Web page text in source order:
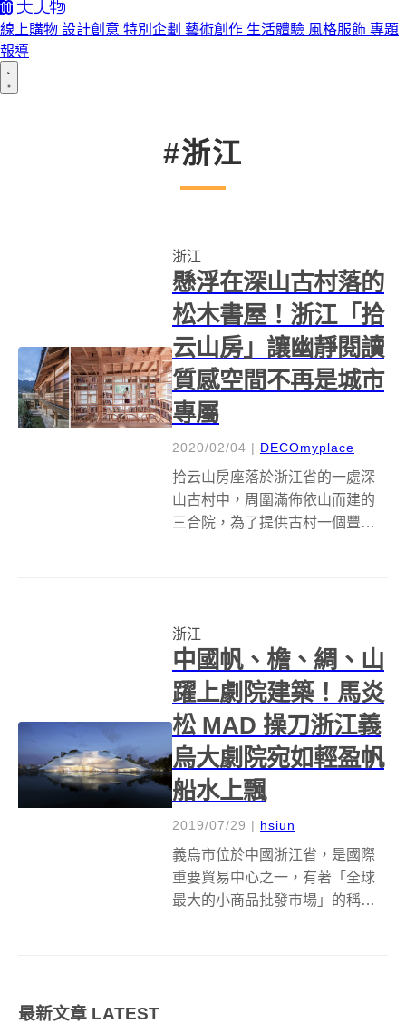
線上購物 設計創意 特別企劃 藝術創作 生活體驗 風格服飾 專題
報導
#浙江
浙江
懸浮在深山古村落的
松木書屋！浙江「拾
云山房」讓幽靜閱讀
質感空間不再是城市
專屬
2020/02/04 | DECOmyplace
拾云山房座落於浙江省的一處深
山古村中，周圍滿佈依山而建的
三合院，為了提供古村一個豐富
間，居民可以在此喝茶聊天、互
動交流，藉由戶外...
浙江
中國帆、檐、綢、山
躍上劇院建築！馬炎
松 MAD 操刀浙江義
烏大劇院宛如輕盈帆
船水上飄
2019/07/29 | hsiun
義烏市位於中國浙江省，是國際
重要貿易中心之一，有著「全球
最大的小商品批發市場」的稱
最新文章 LATEST